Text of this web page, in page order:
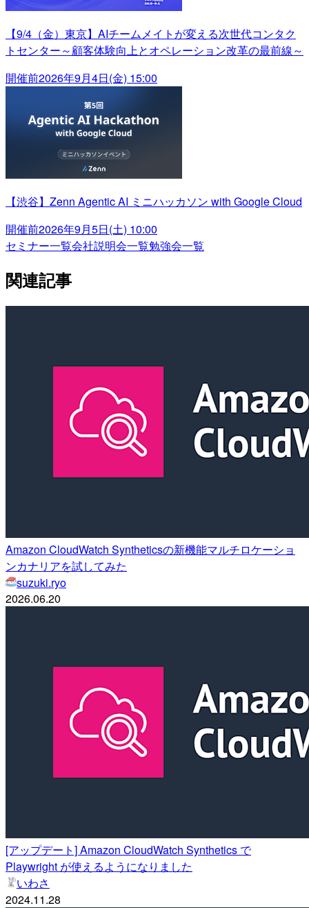
【9/4（金）東京】AIチームメイトが変える次世代コンタク
トセンター～顧客体験向上とオペレーション改革の最前線～
開催前2026年9月4日(金) 15:00
【渋谷】Zenn Agentic AI ミニハッカソン with Google Cloud
開催前2026年9月5日(土) 10:00
セミナー一覧会社説明会一覧勉強会一覧
関連記事
Amazon CloudWatch Syntheticsの新機能マルチロケーショ
ンカナリアを試してみた
suzuki.ryo
2026.06.20
[アップデート] Amazon CloudWatch Synthetics で
Playwright が使えるようになりました
いわさ
2024.11.28